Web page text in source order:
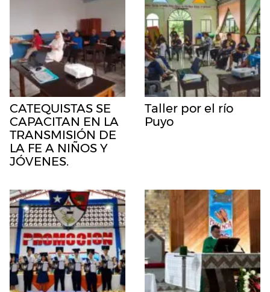
CATEQUISTAS SE
CAPACITAN EN LA
TRANSMISIÓN DE
LA FE A NIÑOS Y
JÓVENES.
Taller por el río
Puyo